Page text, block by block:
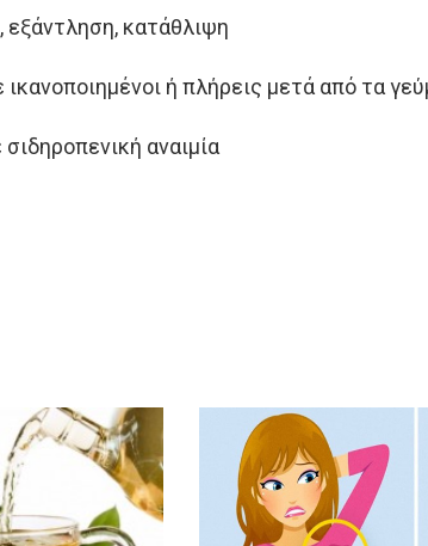
κατάθλιψη
ή πλήρεις μετά από τα
αναιμία